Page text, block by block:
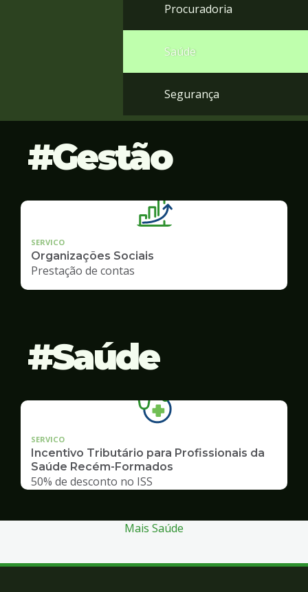
Procuradoria
Saúde
Segurança
Gestão
SERVICO
Organizações Sociais
Prestação de contas
Saúde
SERVICO
Incentivo Tributário para Profissionais da
Saúde Recém-Formados
50% de desconto no ISS
Mais Saúde